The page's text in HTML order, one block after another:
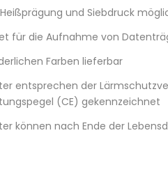
und Siebdruck
für die Aufnahme von
Farben lieferbar
entsprechen der
(CE) gekennzeichnet
können nach Ende der